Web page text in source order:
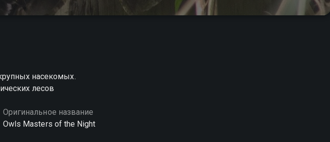
насекомых.
лесов
Оригинальное название
Owls Masters of the Night